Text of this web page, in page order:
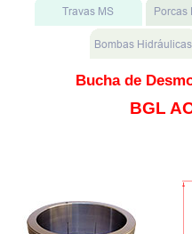
Bucha de
BGL